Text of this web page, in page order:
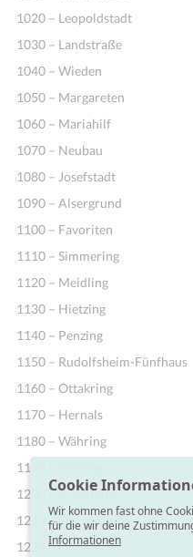
1020 – Leopoldstadt
1030 – Landstraße
1040 – Wieden
1050 – Margareten
1060 – Mariahilf
1070 – Neubau
1080 – Josefstadt
1090 – Alsergrund
1100 – Favoriten
1110 – Simmering
1120 – Meidling
1130 – Hietzing
1140 – Penzing
1150 – Rudolfsheim-Fünfhaus
1160 – Ottakring
1170 – Hernals
1180 – Währing
1190 – Döbling
1200 – Brigittenau
1210 – Floridsdorf
1220 – Donaustadt
Cookie
Wir kommen fast ohne
für die wir deine
Informationen